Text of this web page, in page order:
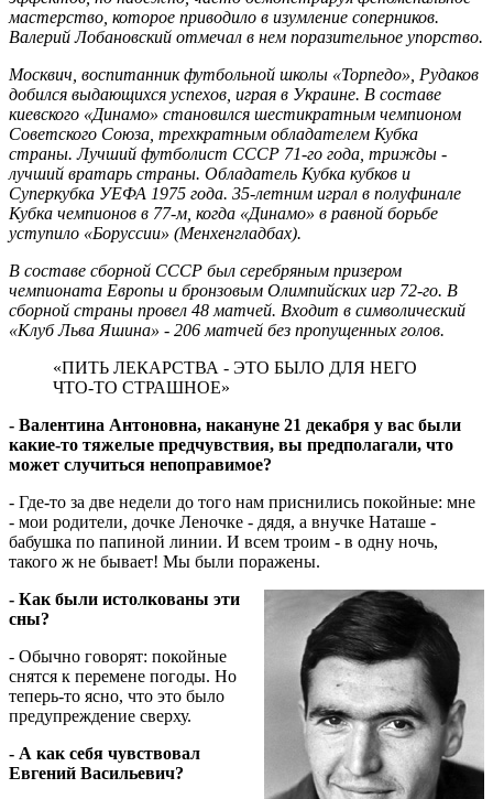
мастерство, которое приводило в изумление соперников.
Валерий Лобановский отмечал в нем поразительное упорство.
Москвич, воспитанник футбольной школы «Торпедо», Рудаков
добился выдающихся успехов, играя в Украине. В составе
киевского «Динамо» становился шестикратным чемпионом
Советского Союза, трехкратным обладателем Кубка
страны. Лучший футболист СССР 71-го года, трижды -
лучший вратарь страны. Обладатель Кубка кубков и
Суперкубка УЕФА 1975 года. 35-летним играл в полуфинале
Кубка чемпионов в 77-м, когда «Динамо» в равной борьбе
уступило «Боруссии» (Менхенгладбах).
В составе сборной СССР был серебряным призером
чемпионата Европы и бронзовым Олимпийских игр 72-го. В
сборной страны провел 48 матчей. Входит в символический
«Клуб Льва Яшина» - 206 матчей без пропущенных голов.
«ПИТЬ ЛЕКАРСТВА - ЭТО БЫЛО ДЛЯ НЕГО
ЧТО-ТО СТРАШНОЕ»
- Валентина Антоновна, накануне 21 декабря у вас были
какие-то тяжелые предчувствия, вы предполагали, что
может случиться непоправимое?
- Где-то за две недели до того нам приснились покойные: мне
- мои родители, дочке Леночке - дядя, а внучке Наташе -
бабушка по папиной линии. И всем троим - в одну ночь,
такого ж не бывает! Мы были поражены.
- Как были истолкованы эти
сны?
- Обычно говорят: покойные
снятся к перемене погоды. Но
теперь-то ясно, что это было
предупреждение сверху.
- А как себя чувствовал
Евгений Васильевич?